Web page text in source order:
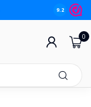
9.2
0